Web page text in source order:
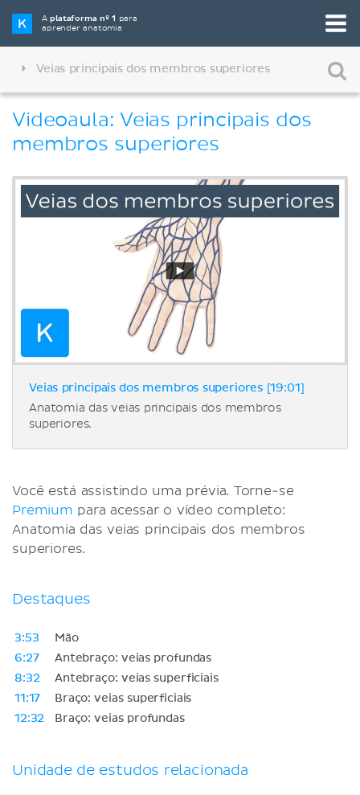
Aplataforma nº 1 para
aprender anatomia
Veias principais dos membros superiores
Videoaula: Veias principais dos
membros superiores
Veias principais dos membros superiores [19:01]
Anatomia das veias principais dos membros
superiores.
Você está assistindo uma prévia. Torne-se
Premium para acessar o vídeo completo:
Anatomia das veias principais dos membros
superiores.
Destaques
3:53
Mão
6:27
Antebraço: veias profundas
8:32
Antebraço: veias superficiais
11:17
Braço: veias superficiais
12:32
Braço: veias profundas
Unidade de estudos relacionada